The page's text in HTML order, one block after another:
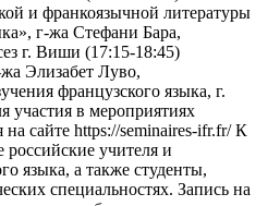
и франкоязычной литературы
г-жа Стефани Бара,
г. Виши (17:15-18:45)
Элизабет Луво,
французского языка, г.
участия в мероприятиях
на сайте https://seminaires-ifr.fr/ К
учителя и
языка, а также студенты,
специальностях. Запись на